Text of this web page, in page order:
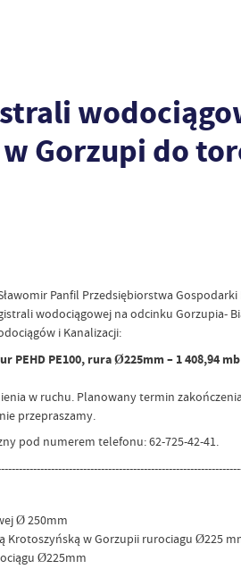
Gorzupi do
Panfil Przedsiębiorstwa
wodociągowej na odcinku Gorzupia-
i Kanalizacji:
PE100, rura Ø225mm – 1 408,94 mb
w ruchu. Planowany termin
przepraszamy.
pod numerem telefonu: 62-725-42-41.
Ø 250mm
Krotoszyńską w Gorzupii rurociagu Ø225
Ø225mm